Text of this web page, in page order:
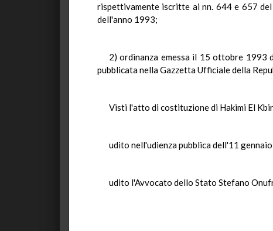
rispettivamente iscritte ai nn. 644 e 657
dell'anno 1993;
2) ordinanza emessa il 15 ottobre 1993
pubblicata nella Gazzetta Ufficiale della
Visti l'atto di costituzione di Hakimi El
udito nell'udienza pubblica dell'11
udito l'Avvocato dello Stato Stefano